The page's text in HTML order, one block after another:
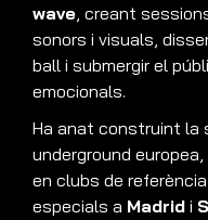
wave, creant
sonors i visuals,
ball i submergir el
emocionals.
Ha anat construint la
underground
en clubs de
especials a Madrid i